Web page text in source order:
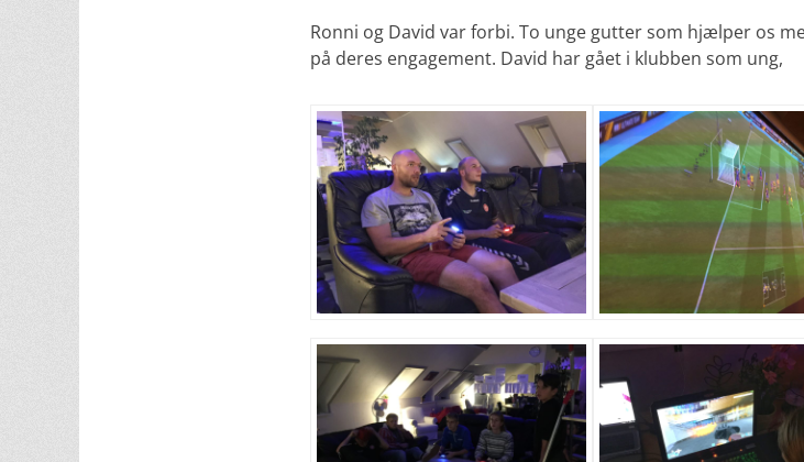
Ronni og David var forbi. To unge gutter som hjælper os
på deres engagement. David har gået i klubben som ung,